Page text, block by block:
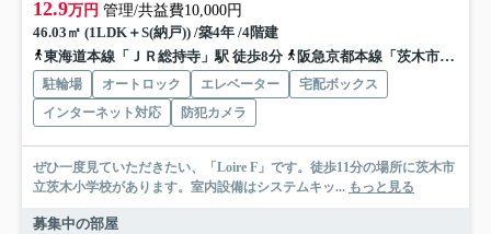
12.9万円 管理/共益費10,000円
46.03㎡ (1LDK＋S(納戸)) /築4年 /4階建
東海道本線「ＪＲ総持寺」駅 徒歩8分
阪急京都本線「茨木市」駅 徒歩10分
駐輪場 オートロック エレベーター
宅配ボックス
インターネット対応
防犯カメラ
ぜひ一度見ていただきたい、「Loire F」です。徒歩11分の場所に茨木市
立茨木小学校があります。室内設備はシステムキッ... もっと見る
募集中の部屋